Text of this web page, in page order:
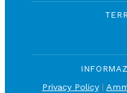
Privacy Policy|